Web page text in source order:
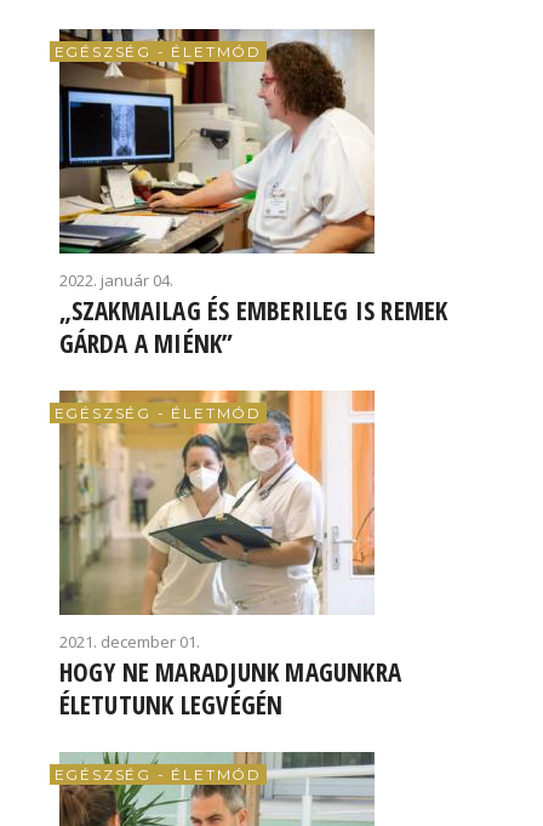
EGÉSZSÉG - ÉLETMÓD
2022. január 04.
„SZAKMAILAG ÉS EMBERILEG IS REMEK
GÁRDA A MIÉNK”
EGÉSZSÉG - ÉLETMÓD
2021. december 01.
HOGY NE MARADJUNK MAGUNKRA
ÉLETUTUNK LEGVÉGÉN
EGÉSZSÉG - ÉLETMÓD